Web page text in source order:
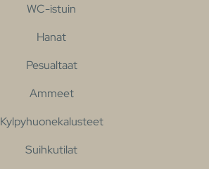
WC-istuin
Hanat
Pesualtaat
Ammeet
Kylpyhuonekalusteet
Suihkutilat